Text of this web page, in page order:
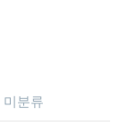
미분류